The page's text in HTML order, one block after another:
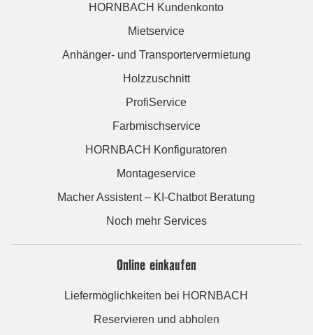
HORNBACH Kundenkonto
Mietservice
Anhänger- und Transportervermietung
Holzzuschnitt
ProfiService
Farbmischservice
HORNBACH Konfiguratoren
Montageservice
Macher Assistent – KI-Chatbot Beratung
Noch mehr Services
Online einkaufen
Liefermöglichkeiten bei HORNBACH
Reservieren und abholen